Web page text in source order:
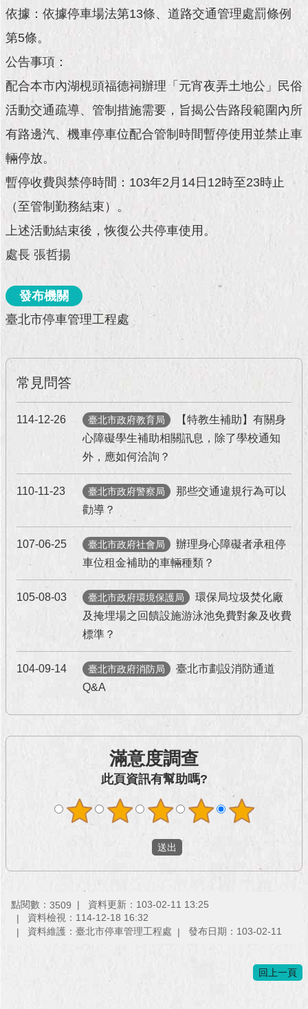
資
料
館
現
臺
北
活
動
主
館
民
動
活
館
回
站
常
見
時
澄
情
系
統
依據：依據停車場法第13條、道路交通管理處罰條例
第5條。
公告事項：
配合本市內湖梘頭福德祠辦理「元宵夜弄土地公」民俗
活動交通疏導、管制措施需要，旨揭公告路段範圍內所
有路邊汽、機車停車位配合管制時間暫停使用並禁止車
輛停放。
暫停收費與禁停時間：103年2月14日12時至23時止
（至管制勤務結束）。
上述活動結束後，恢復公共停車使用。
處長 張哲揚
發布機關
臺北市停車管理工程處
常見問答
114-12-26 臺北市政府教育局
【特教生補助】有關身
心障礙學生補助相關訊息，除了學校通知
外，應如何洽詢？
110-11-23 臺北市政府警察局
那些交通違規行為可以
勸導？
107-06-25 臺北市政府社會局
辦理身心障礙者承租停
車位租金補助的車輛種類？
105-08-03 臺北市政府環境保護局
環保局垃圾焚化廠
及掩埋場之回饋設施游泳池免費對象及收費
標準？
104-09-14 臺北市政府消防局
臺北市劃設消防通道
Q&A
滿意度調查
此頁資訊有幫助嗎?
點閱數： 3509
資料更新：103-02-11 13:25
資料檢視：114-12-18 16:32
資料維護：臺北市停車管理工程處
發布日期：103-02-11
回上一頁